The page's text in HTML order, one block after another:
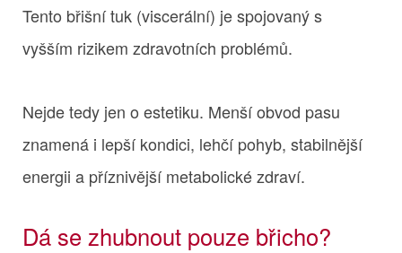
Tento břišní tuk (viscerální) je spojovaný s
vyšším rizikem zdravotních problémů.
Nejde tedy jen o estetiku. Menší obvod pasu
znamená i lepší kondici, lehčí pohyb, stabilnější
energii a příznivější metabolické zdraví.
Dá se zhubnout pouze břicho?